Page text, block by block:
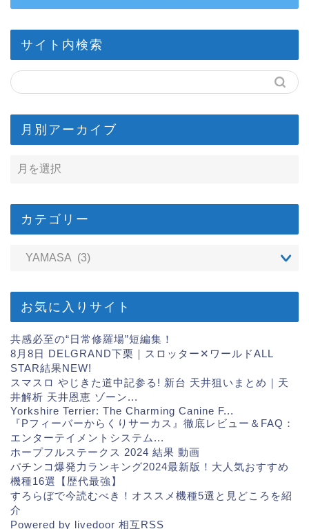
サイト内検索
月別アーカイブ
カテゴリー
お気に入りサイト
共感必至の“日常修羅場”短編集！
8月8日 DELGRAND下栗｜スロッター✕ワールドALL
STAR結果NEW!
スマスロ やじきた道中記参る! 新台 天井狙いまとめ｜天
井解析 天井恩恵 ゾーン...
Yorkshire Terrier: The Charming Canine F...
『Pフィーバーからくりサーカス』徹底レビュー＆FAQ：
エンターテイメントシステム...
ホープフルステークス 2024 結果 動画
パチンコ爆発力ランキング2024最新版！大人気おすすめ
機種16選【歴代最強】
すろらぼで今読むべき！オススメ機種5選と見どころを紹
介
Powered by livedoor 相互RSS